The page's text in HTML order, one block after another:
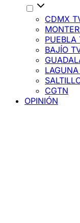
CDMX
PUEBLA
BAJÍO
CGTN
OPINIÓN